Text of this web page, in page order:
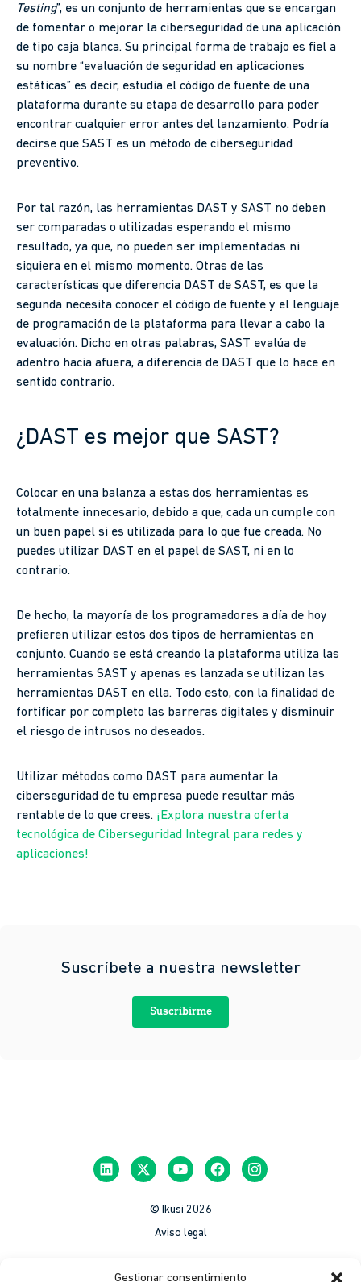
Gestionar consentimiento
Testing”, es un conjunto de herramientas que se encargan
de fomentar o mejorar la ciberseguridad de una aplicación
de tipo caja blanca. Su principal forma de trabajo es fiel a
su nombre “evaluación de seguridad en aplicaciones
estáticas” es decir, estudia el código de fuente de una
plataforma durante su etapa de desarrollo para poder
encontrar cualquier error antes del lanzamiento. Podría
decirse que SAST es un método de ciberseguridad
preventivo.
Por tal razón, las herramientas DAST y SAST no deben
ser comparadas o utilizadas esperando el mismo
resultado, ya que, no pueden ser implementadas ni
siquiera en el mismo momento. Otras de las
características que diferencia DAST de SAST, es que la
segunda necesita conocer el código de fuente y el lenguaje
de programación de la plataforma para llevar a cabo la
evaluación. Dicho en otras palabras, SAST evalúa de
adentro hacia afuera, a diferencia de DAST que lo hace en
sentido contrario.
¿DAST es mejor que SAST?
Colocar en una balanza a estas dos herramientas es
totalmente innecesario, debido a que, cada un cumple con
un buen papel si es utilizada para lo que fue creada. No
puedes utilizar DAST en el papel de SAST, ni en lo
contrario.
De hecho, la mayoría de los programadores a día de hoy
prefieren utilizar estos dos tipos de herramientas en
conjunto. Cuando se está creando la plataforma utiliza las
herramientas SAST y apenas es lanzada se utilizan las
herramientas DAST en ella. Todo esto, con la finalidad de
fortificar por completo las barreras digitales y disminuir
el riesgo de intrusos no deseados.
Utilizar métodos como DAST para aumentar la
ciberseguridad de tu empresa puede resultar más
rentable de lo que crees. ¡Explora nuestra oferta
tecnológica de Ciberseguridad Integral para redes y
aplicaciones!
Suscríbete a nuestra newsletter
Suscribirme
© Ikusi 2026
Aviso legal